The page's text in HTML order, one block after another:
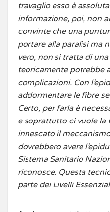
travaglio esso è
informazione, poi, non
convinte che una
portare alla paralisi ma
vero, non si tratta di
teoricamente potrebbe
complicazioni. Con
addormentare le fibre
Certo, per farla è
e soprattutto ci vuole la
innescato il
dovrebbero avere
Sistema Sanitario
riconosce. Questa
parte dei Livelli